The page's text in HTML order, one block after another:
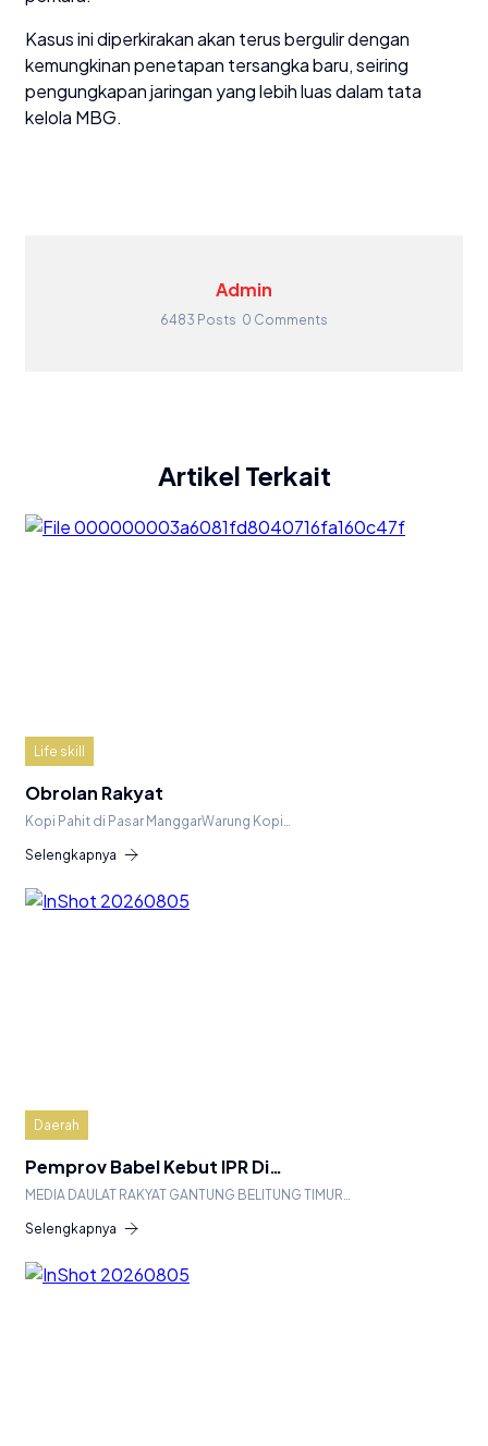
Kasus ini diperkirakan akan terus bergulir dengan
kemungkinan penetapan tersangka baru, seiring
pengungkapan jaringan yang lebih luas dalam tata
kelola MBG.
Admin
6483 Posts 0 Comments
Artikel Terkait
Life skill
Obrolan Rakyat
Kopi Pahit di Pasar ManggarWarung Kopi…
Selengkapnya
Daerah
Pemprov Babel Kebut IPR Di…
MEDIA DAULAT RAKYAT GANTUNG BELITUNG TIMUR…
Selengkapnya